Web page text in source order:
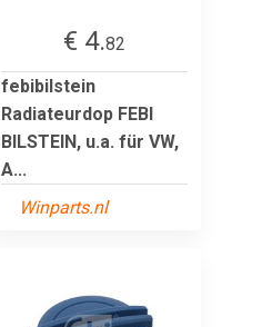
€ 4.82
febibilstein
Radiateurdop FEBI
BILSTEIN, u.a. für VW,
A...
Winparts.nl